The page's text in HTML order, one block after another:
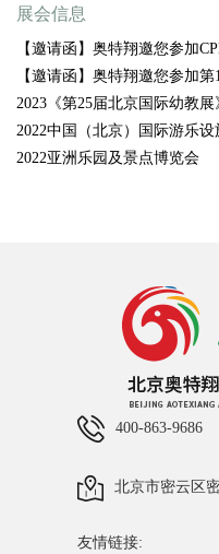
展会信息
【邀请函】奥特翔邀您参加
【邀请函】奥特翔邀您参加
景点博览会
2023《第25届北京国际幼教展
2022中国（北京）国际游乐
2022亚洲乐园及景点博览会
400-863-9686
北京市密云区
友情链接: